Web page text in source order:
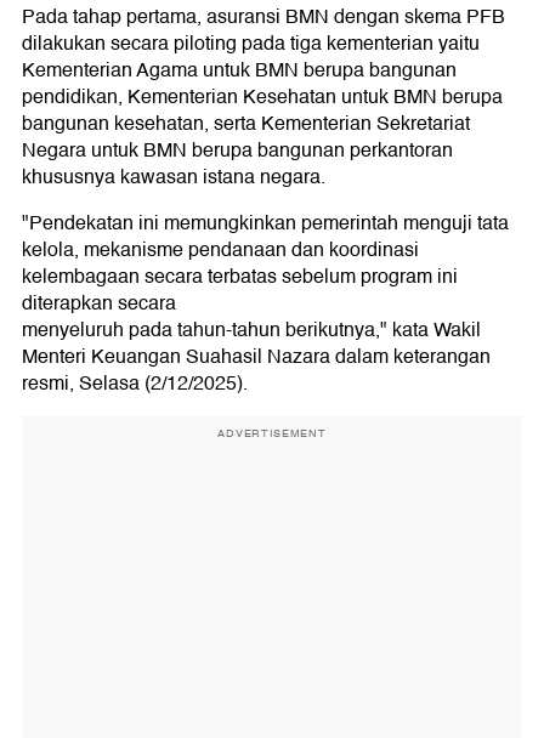
Pada tahap pertama, asuransi BMN dengan skema PFB
dilakukan secara piloting pada tiga kementerian yaitu
Kementerian Agama untuk BMN berupa bangunan
pendidikan, Kementerian Kesehatan untuk BMN berupa
bangunan kesehatan, serta Kementerian Sekretariat
Negara untuk BMN berupa bangunan perkantoran
khususnya kawasan istana negara.
"Pendekatan ini memungkinkan pemerintah menguji tata
kelola, mekanisme pendanaan dan koordinasi
kelembagaan secara terbatas sebelum program ini
diterapkan secara
menyeluruh pada tahun-tahun berikutnya," kata Wakil
Menteri Keuangan Suahasil Nazara dalam keterangan
resmi, Selasa (2/12/2025).
ADVERTISEMENT